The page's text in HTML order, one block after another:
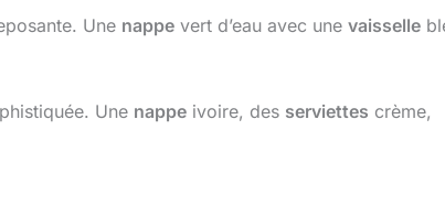
Une nappe vert d’eau avec une vaisselle
Une nappe ivoire, des serviettes crème,